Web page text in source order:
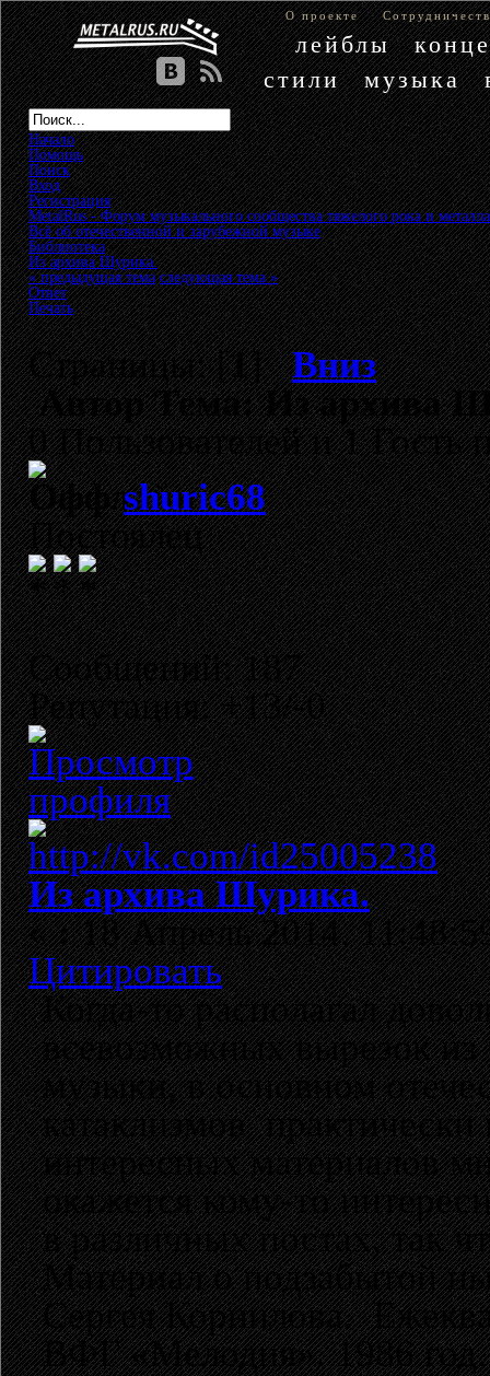
О проекте
лейблы
стили
музыка
Начало
Помощь
Поиск
Вход
Регистрация
MetalRus - Форум музыкального сообщества тяжелого рока и металла
Всё об отечественной и зарубежной музыке»
Библиотека»
Из архива Шурика.
« предыдущая тема следующая тема »
Ответ
Печать
Страницы: [1]Вниз
АвторТема: Из архива
0 Пользователей и 1 Гость
shuric68
Постоялец
Сообщений: 187
Репутация: +13/-0
Из архива Шурика.
«:18 Апрель 2014,
Цитировать
Когда-то располагал
всевозможных вырезок
музыки, в основном
катаклизмов
интересных материалов
окажется кому-то
в различных постах, так
Материал о подзабытой
Сергея Корнилова.
ВФГ «Мелодия». 1986 год.